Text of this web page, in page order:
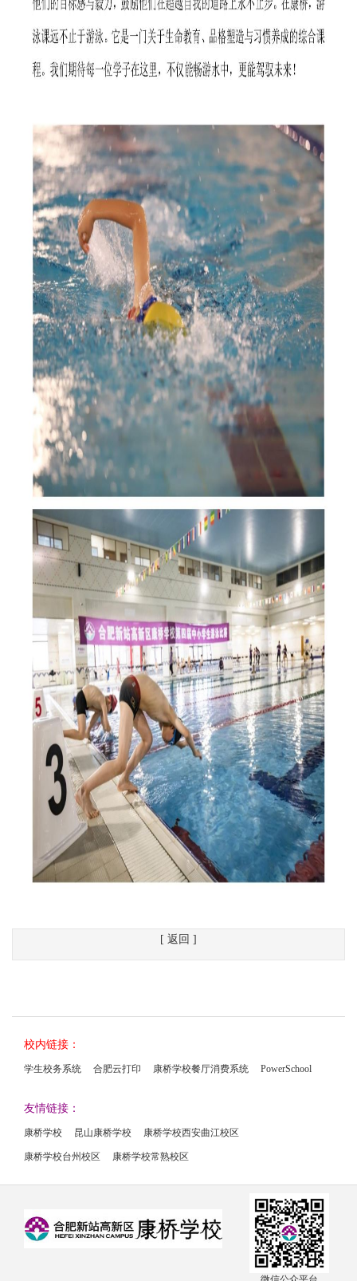
[ 返回 ]
校内链接：
学生校务系统 合肥云打印 康桥学校餐厅消费系统 PowerSchool
友情链接：
康桥学校 昆山康桥学校 康桥学校西安曲江校区
康桥学校台州校区 康桥学校常熟校区